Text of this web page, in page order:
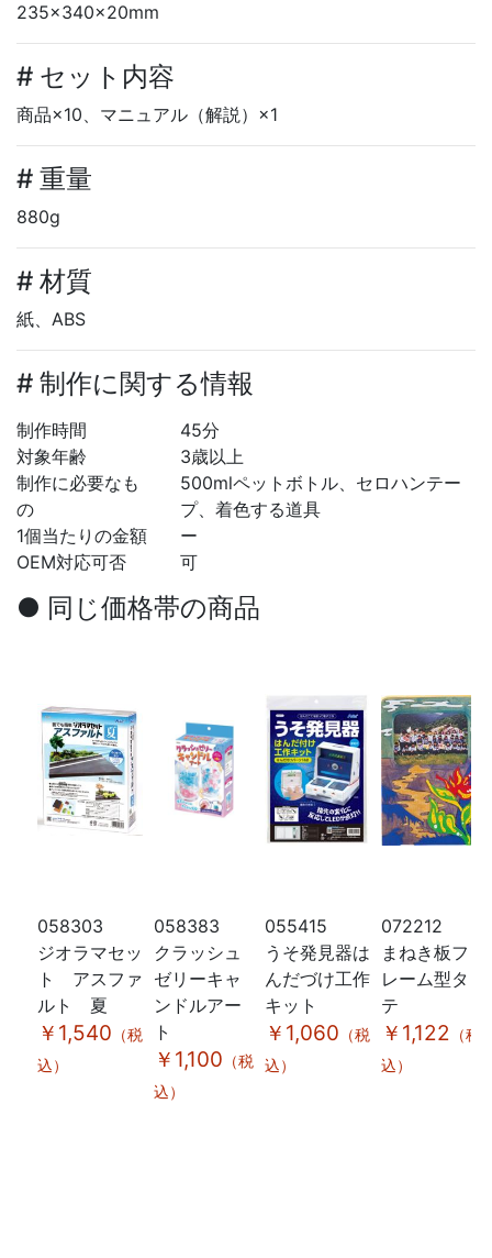
235×340×20mm
# セット内容
商品×10、マニュアル（解説）×1
# 重量
880g
# 材質
紙、ABS
# 制作に関する情報
制作時間
45分
対象年齢
3歳以上
制作に必要なも
の
500mlペットボトル、セロハンテー
プ、着色する道具
1個当たりの金額
ー
OEM対応可否
可
● 同じ価格帯の商品
058303
ジオラマセッ
ト アスファ
ルト 夏
￥1,540 （税
込）
058383
クラッシュ
ゼリーキャ
ンドルアー
ト
￥1,100 （税
込）
055415
うそ発見器は
んだづけ工作
キット
￥1,060 （税
込）
072212
まねき板フ
レーム型タ
テ
￥1,122 （税
込）